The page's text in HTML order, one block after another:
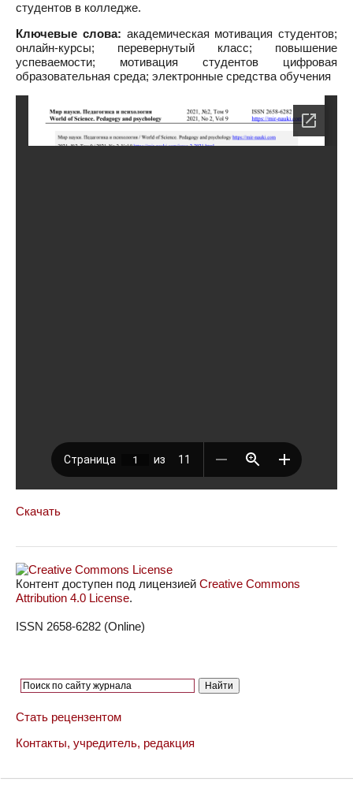
студентов в колледже.
Ключевые слова: академическая мотивация студентов;
онлайн-курсы; перевернутый класс; повышение
успеваемости; мотивация студентов цифровая
образовательная среда; электронные средства обучения
Скачать
Контент доступен под лицензией Creative Commons
Attribution 4.0 License.
ISSN 2658-6282 (Online)
Стать рецензентом
Контакты, учредитель, редакция